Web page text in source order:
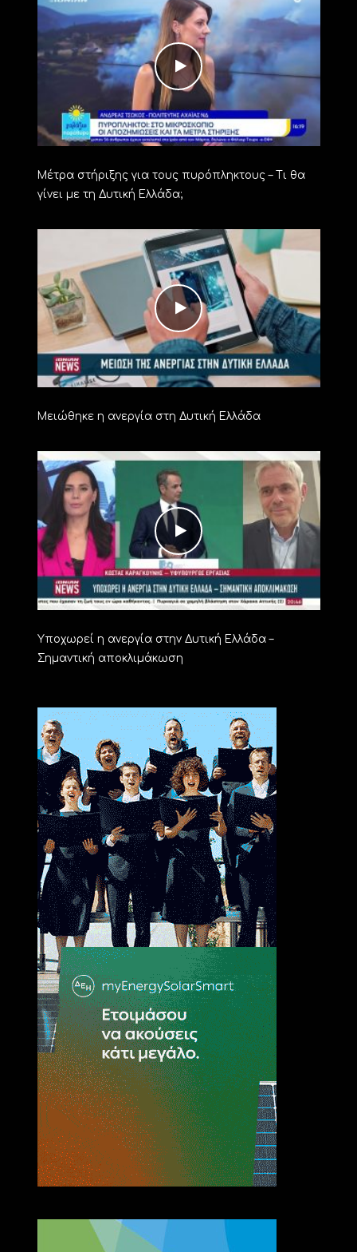
Μέτρα στήριξης για τους πυρόπληκτους – Τι θα
γίνει με τη Δυτική Ελλάδα;
Μειώθηκε η ανεργία στη Δυτική Ελλάδα
Υποχωρεί η ανεργία στην Δυτική Ελλάδα –
Σημαντική αποκλιμάκωση